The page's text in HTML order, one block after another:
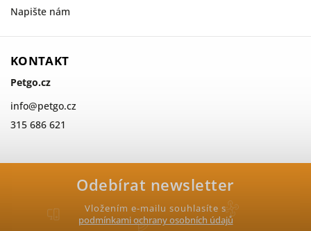
Odebírat newsletter
Vložením e-mailu souhlasíte s
podmínkami ochrany osobních údajů
Napište nám
KONTAKT
Petgo.cz
info@petgo.cz
315 686 621